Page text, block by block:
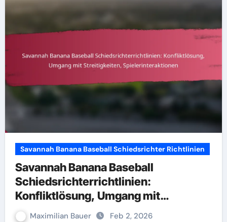
Savannah Banana Baseball Schiedsrichter Richtlinien
Savannah Banana Baseball
Schiedsrichterrichtlinien:
Konfliktlösung, Umgang mit
Streitigkeiten, Spielerinteraktionen
Maximilian Bauer Feb 2, 2026